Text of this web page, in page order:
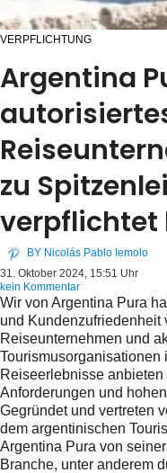
VERPFLICHTUNG
Argentina
zu
verpflichtet
BY Nicolás Pablo Iemolo
31. Oktober 2024, 15:51 Uhr
kein Kommentar
Wir von Argentina Pura
und Kundenzufriedenheit
Reiseunternehmen und
Tourismusorganisationen
Reiseerlebnisse
Anforderungen und
Gegründet und vertreten
dem argentinischen
Argentina Pura von
Branche, unter anderem